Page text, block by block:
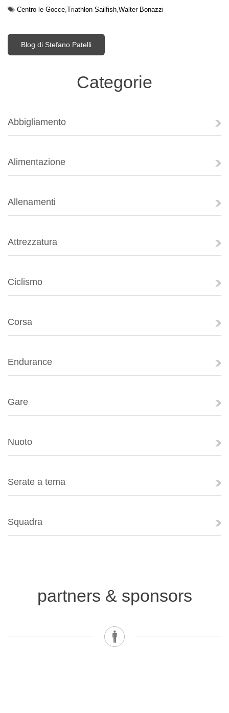
Centro le Gocce Triathlon Sailfish Walter Bonazzi
Blog di Stefano Patelli
Categorie
Abbigliamento
Alimentazione
Allenamenti
Attrezzatura
Ciclismo
Corsa
Endurance
Gare
Nuoto
Serate a tema
Squadra
partners & sponsors